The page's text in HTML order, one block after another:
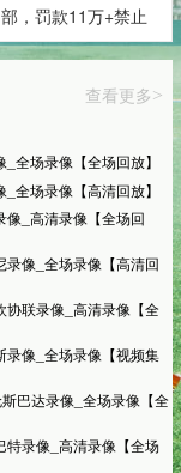
，罚款11万+禁止
查看更多>
全场录像【全场回放】
全场录像【高清回放】
_高清录像【全场回
像_全场录像【高清回
联录像_高清录像【全
像_全场录像【视频集
巴达录像_全场录像【全
录像_高清录像【全场